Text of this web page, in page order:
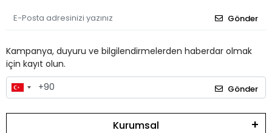
Gönder
Kampanya, duyuru ve bilgilendirmelerden haberdar olmak
için kayıt olun.
Gönder
Kurumsal